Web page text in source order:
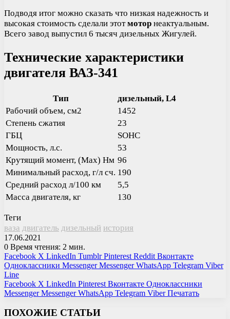
Подводя итог можно сказать что низкая надежность и
высокая стоимость сделали этотмотор неактуальным.
Всего завод выпустил 6 тысяч дизельных Жигулей.
Технические характеристики
двигателя ВАЗ-341
Тип
дизельный, L4
Рабочий объем, см2
1452
Степень сжатия
23
ГБЦ
SOHC
Мощность, л.с.
53
Крутящий момент, (Max) Нм 96
Минимальный расход, г/л сч. 190
Средний расход л/100 км
5,5
Масса двигателя, кг
130
Теги
ваза двигатель дизельный история
17.06.2021
0 Время чтения: 2 мин.
Facebook X LinkedIn Tumblr Pinterest Reddit Вконтакте
Одноклассники Messenger Messenger WhatsApp Telegram Viber
Line
Facebook X LinkedIn Pinterest Вконтакте Одноклассники
Messenger Messenger WhatsApp Telegram Viber Печатать
ПОХОЖИЕ СТАТЬИ